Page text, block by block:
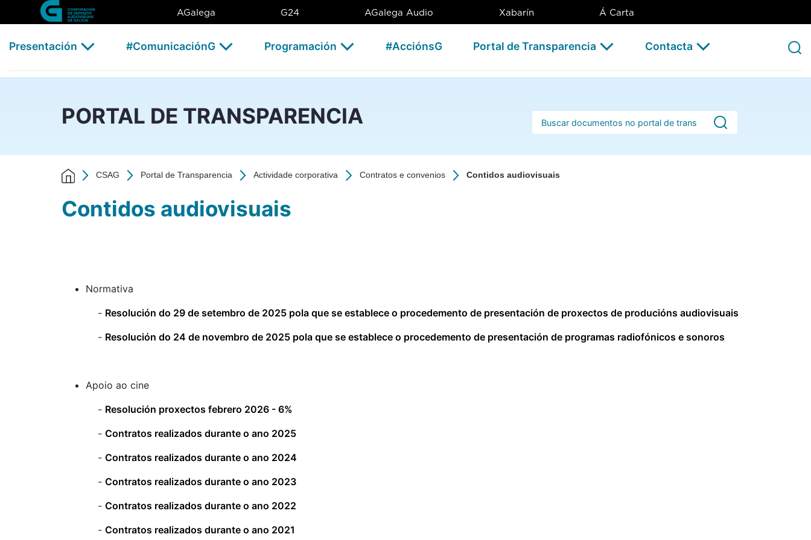
Skip to Main Content
Contidos audiovisuais - CSAG
AGalega G24 AGalega Audio Xabarín Á Carta
Presentación #ComunicaciónG Programación #AcciónsG Portal de Transparencia Contacta
PORTAL DE TRANSPARENCIA Barra de busca
CSAG Portal de Transparencia Actividade corporativa Contratos e convenios Contidos audiovisuais
Contidos audiovisuais
Normativa
- Resolución do 29 de setembro de 2025 pola que se establece o procedemento de presentación de proxectos de producións audiovisuais
- Resolución do 24 de novembro de 2025 pola que se establece o procedemento de presentación de programas radiofónicos e sonoros
Apoio ao cine
- Resolución proxectos febrero 2026 - 6%
- Contratos realizados durante o ano 2025
- Contratos realizados durante o ano 2024
- Contratos realizados durante o ano 2023
- Contratos realizados durante o ano 2022
- Contratos realizados durante o ano 2021